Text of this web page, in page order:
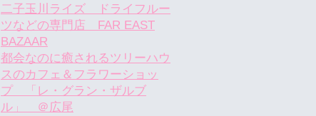
二子玉川ライズ ドライフルー
ツなどの専門店 FAR EAST
BAZAAR
都会なのに癒されるツリーハウ
スのカフェ＆フラワーショッ
プ 「レ・グラン・ザルブ
ル」 ＠広尾